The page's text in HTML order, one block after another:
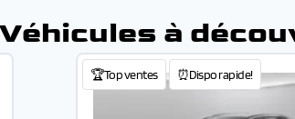
Véhicules à
🏆Top ventes ⏰Dispo rapide!